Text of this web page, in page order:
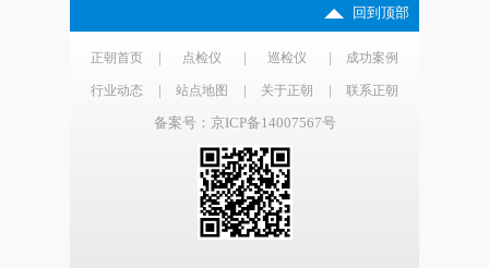
回到顶部
正朝首页 | 点检仪 | 巡检仪 | 成功案例
行业动态 | 站点地图 | 关于正朝 | 联系正朝
备案号：京ICP备14007567号